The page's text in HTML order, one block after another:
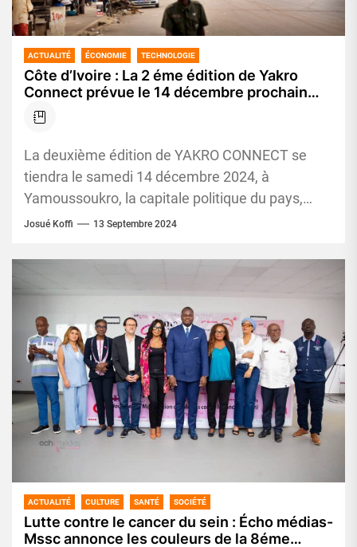
ACTUALITÉ ÉCONOMIE TECHNOLOGIE
Côte d’Ivoire : La 2 éme édition de Yakro
Connect prévue le 14 décembre prochain
afin de répondre efficacement au marché de
l’immobilier
La deuxième édition de YAKRO CONNECT se
tiendra le samedi 14 décembre 2024, à
Yamoussoukro, la capitale politique du pays,
autour du thème : Le...
Josué Koffi 13 Septembre 2024
ACTUALITÉ CULTURE SANTÉ SOCIÉTÉ
Lutte contre le cancer du sein : Écho médias-
Mssc annonce les couleurs de la 8éme